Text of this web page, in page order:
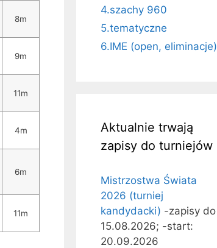
8m
9m
11m
4m
6m
11m
4.szachy 960
5.tematyczne
6.IME (open, eliminacje)
Aktualnie trwają
zapisy do turniejów
Mistrzostwa Świata
2026 (turniej
kandydacki) -zapisy do
15.08.2026; -start:
20.09.2026